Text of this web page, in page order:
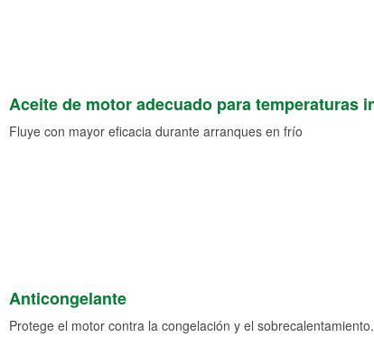
Aceite de motor adecuado para temperaturas
Fluye con mayor eficacia durante arranques en frío
Anticongelante
Protege el motor contra la congelación y el sobrecalentamiento.